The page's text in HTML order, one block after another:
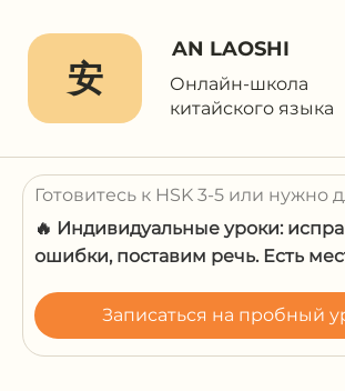
安
AN LAOSHI
Онлайн-школа
китайского языка
Готовитесь к HSK 3-5 или нужно
🔥 Индивидуальные уроки:
ошибки, поставим речь. Есть
Записаться на пробный